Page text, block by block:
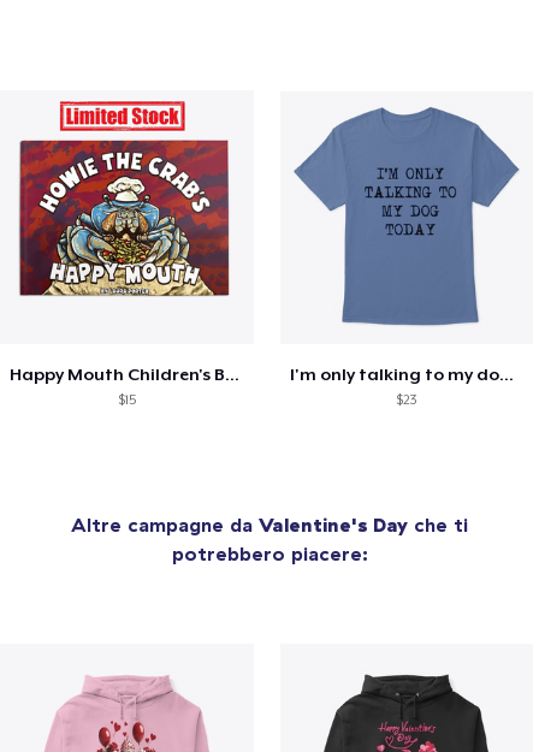
Happy Mouth Children's Book
$15
I'm only talking to my dog today
$23
Altre campagne da Valentine's Day che ti
potrebbero piacere: